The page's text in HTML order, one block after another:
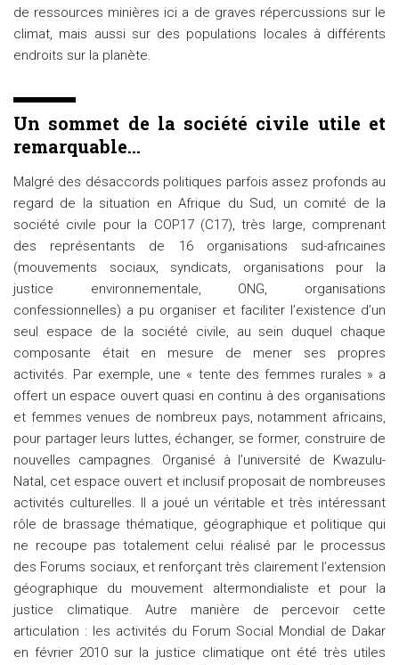
de ressources minières ici a de graves répercussions sur le
climat, mais aussi sur des populations locales à différents
endroits sur la planète.
Un sommet de la société civile utile et
remarquable…
Malgré des désaccords politiques parfois assez profonds au
regard de la situation en Afrique du Sud, un comité de la
société civile pour la COP17 (C17), très large, comprenant
des représentants de 16 organisations sud-africaines
(mouvements sociaux, syndicats, organisations pour la
justice environnementale, ONG, organisations
confessionnelles) a pu organiser et faciliter l’existence d’un
seul espace de la société civile, au sein duquel chaque
composante était en mesure de mener ses propres
activités. Par exemple, une « tente des femmes rurales » a
offert un espace ouvert quasi en continu à des organisations
et femmes venues de nombreux pays, notamment africains,
pour partager leurs luttes, échanger, se former, construire de
nouvelles campagnes. Organisé à l’université de Kwazulu-
Natal, cet espace ouvert et inclusif proposait de nombreuses
activités culturelles. Il a joué un véritable et très intéressant
rôle de brassage thématique, géographique et politique qui
ne recoupe pas totalement celui réalisé par le processus
des Forums sociaux, et renforçant très clairement l’extension
géographique du mouvement altermondialiste et pour la
justice climatique. Autre manière de percevoir cette
articulation : les activités du Forum Social Mondial de Dakar
en février 2010 sur la justice climatique ont été très utiles